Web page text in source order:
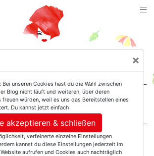
Not Girls.
Wow: Mit Pailletten!
×
Bei unseren Cookies hast du die Wahl zwischen
Blog nicht läuft und weiteren, über deren
würden, weil es uns das Bereitstellen eines
Du kannst jetzt einfach
akzeptieren & schließen
verfeinerte einzelne Einstellungen
kannst du diese Einstellungen jederzeit im
aufrufen und Cookies auch nachträglich